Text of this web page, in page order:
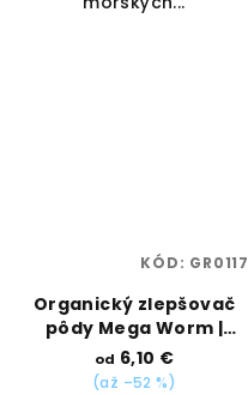
Organický zlepšovač
pôdy Mega Worm |
Plagron | Vaporama
od 6,10 €
(až –52 %)
KÓD: GR0117